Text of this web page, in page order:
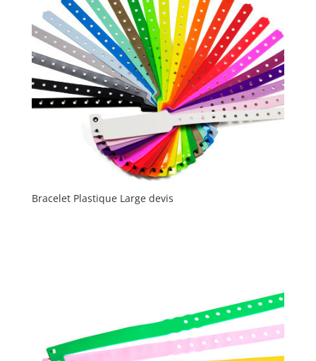
Bracelet Plastique Large devis